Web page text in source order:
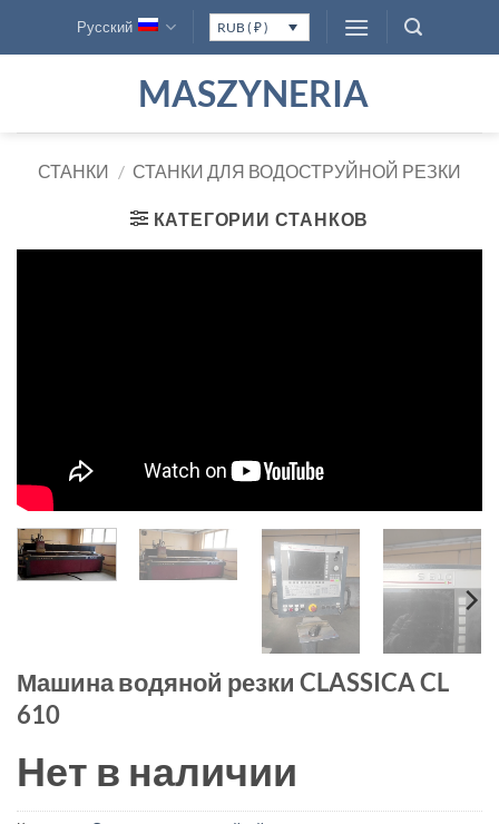
Русский RUB ( ₽ )
MASZYNERIA
СТАНКИ / СТАНКИ ДЛЯ ВОДОСТРУЙНОЙ РЕЗКИ
КАТЕГОРИИ СТАНКОВ
Машина водяной резки CLASSICA CL
610
Нет в наличии